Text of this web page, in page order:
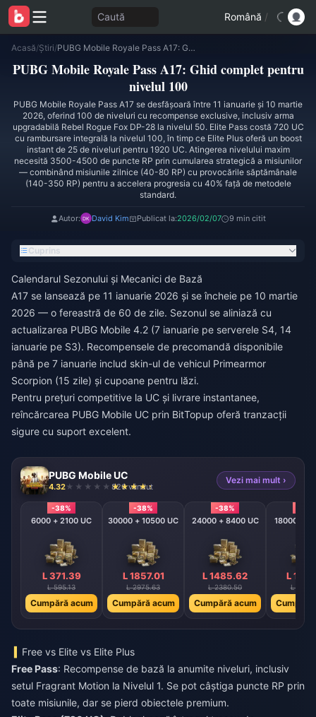
Caută Română /
Acasă/Știri/ PUBG Mobile Royale Pass A17: Ghid complet pentru nivelul 100
PUBG Mobile Royale Pass A17: Ghid complet pentru
nivelul 100
PUBG Mobile Royale Pass A17 se desfășoară între 11 ianuarie și 10 martie
2026, oferind 100 de niveluri cu recompense exclusive, inclusiv arma
upgradabilă Rebel Rogue Fox DP-28 la nivelul 50. Elite Pass costă 720 UC
cu rambursare integrală la nivelul 100, în timp ce Elite Plus oferă un boost
instant de 25 de niveluri pentru 1920 UC. Atingerea nivelului maxim
necesită 3500-4500 de puncte RP prin cumularea strategică a misiunilor
— combinând misiunile zilnice (40-80 RP) cu provocările săptămânale
(140-350 RP) pentru a accelera progresia cu 40% față de metodele
standard.
Autor: David Kim Publicat la:2026/02/07 9 min citit
Cuprins
Calendarul Sezonului și Mecanici de Bază
A17 se lansează pe 11 ianuarie 2026 și se încheie pe 10 martie
2026 — o fereastră de 60 de zile. Sezonul se aliniază cu
actualizarea PUBG Mobile 4.2 (7 ianuarie pe serverele S4, 14
ianuarie pe S3). Recompensele de precomandă disponibile
până pe 7 ianuarie includ skin-ul de vehicul Primearmor
Scorpion (15 zile) și cupoane pentru lăzi.
Pentru prețuri competitive la UC și livrare instantanee,
reîncărcarea PUBG Mobile UC prin BitTopup oferă tranzacții
sigure cu suport excelent.
PUBG Mobile UC
4.32 826 vândut
Vezi mai mult ›
-38%
6000 + 2100 UC
L 371.39
L 595.13
Cumpără acum
-38%
30000 + 10500 UC
L 1857.01
L 2975.63
Cumpără acum
-38%
24000 + 8400 UC
L 1485.62
L 2380.50
Cumpără acum
18000 +
L
L
Cumpără
Free vs Elite vs Elite Plus
Free Pass: Recompense de bază la anumite niveluri, inclusiv
setul Fragrant Motion la Nivelul 1. Se pot câștiga puncte RP prin
toate misiunile, dar se pierd obiectele premium.